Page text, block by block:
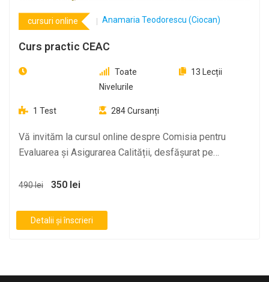
cursuri online Anamaria Teodorescu (Ciocan)
Curs practic CEAC
Toate
Nivelurile
13 Lecții
1 Test 284Cursanți
Vă invităm la cursul online despre Comisia pentru
Evaluarea și Asigurarea Calității, desfășurat pe
490 lei 350 lei
Detalii și înscrieri